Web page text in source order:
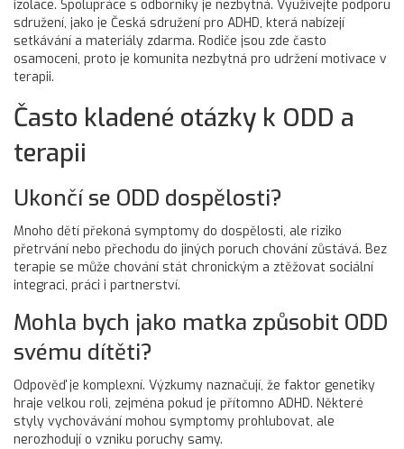
izolace. Spolupráce s odborníky je nezbytná. Využívejte podporu
sdružení, jako je Česká sdružení pro ADHD, která nabízejí
setkávání a materiály zdarma. Rodiče jsou zde často
osamoceni, proto je komunita nezbytná pro udržení motivace v
terapii.
Často kladené otázky k ODD a
terapii
Ukončí se ODD dospělosti?
Mnoho dětí překoná symptomy do dospělosti, ale riziko
přetrvání nebo přechodu do jiných poruch chování zůstává. Bez
terapie se může chování stát chronickým a ztěžovat sociální
integraci, práci i partnerství.
Mohla bych jako matka způsobit ODD
svému dítěti?
Odpověď je komplexní. Výzkumy naznačují, že faktor genetiky
hraje velkou roli, zejména pokud je přítomno ADHD. Některé
styly vychovávání mohou symptomy prohlubovat, ale
nerozhodují o vzniku poruchy samy.